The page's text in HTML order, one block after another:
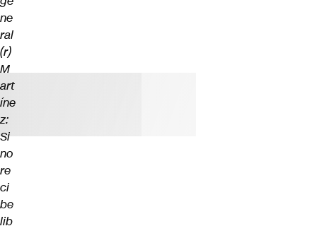
ne
ral
(r)
M
art
íne
z:
Si
no
re
ci
be
lib